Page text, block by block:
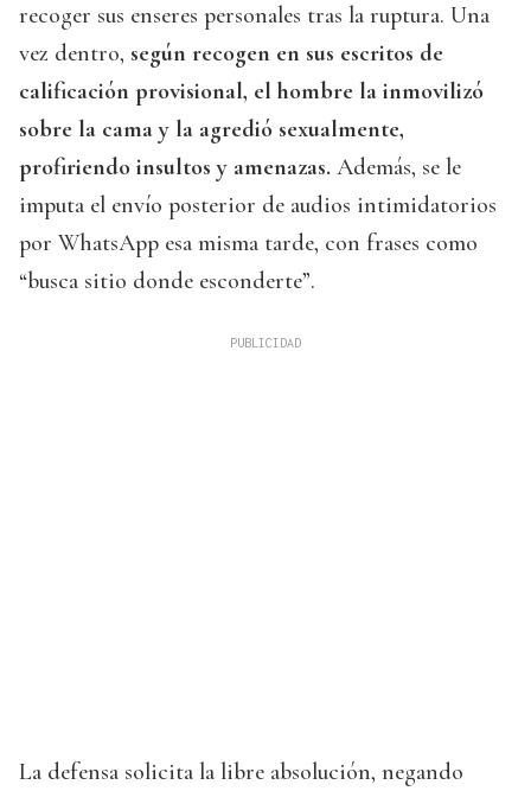
recoger sus enseres personales tras la ruptura. Una
vez dentro, según recogen en sus escritos de
calificación provisional, el hombre la inmovilizó
sobre la cama y la agredió sexualmente,
profiriendo insultos y amenazas. Además, se le
imputa el envío posterior de audios intimidatorios
por WhatsApp esa misma tarde, con frases como
“busca sitio donde esconderte”.
La defensa solicita la libre absolución, negando